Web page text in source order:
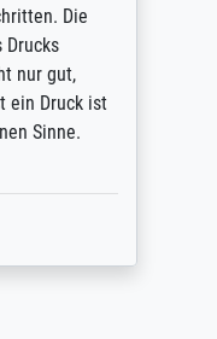
Die
Drucks
nur gut,
ein Druck ist
Sinne.